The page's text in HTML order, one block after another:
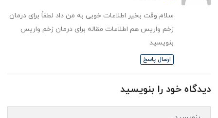
سلام وقت بخیر اطلاعات خوبی به من داد لطفاً برای درمان
زخم واریس هم اطلاعات مقاله برای درمان زخم واریس
بنویسید
ارسال پاسخ
دیدگاه خود را بنویسید